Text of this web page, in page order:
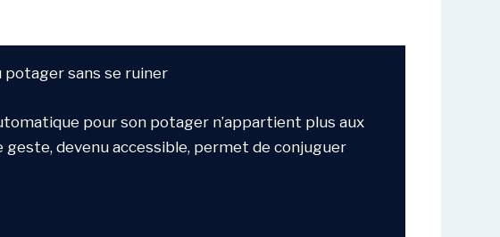
sans se ruiner
pour son potager n’appartient plus aux
geste, devenu accessible, permet de conjuguer